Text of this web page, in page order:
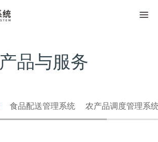
产品与服务
食品配送管理系统 农产品调度管理系